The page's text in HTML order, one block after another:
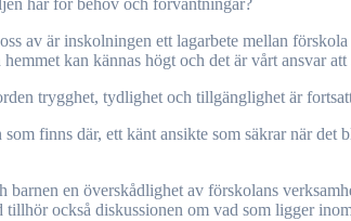
har för behov och förväntningar?
av är inskolningen ett lagarbete mellan
kan kännas högt och det är vårt ansvar
trygghet, tydlighet och tillgänglighet är
finns där, ett känt ansikte som säkrar när
barnen en överskådlighet av förskolans
också diskussionen om vad som ligger